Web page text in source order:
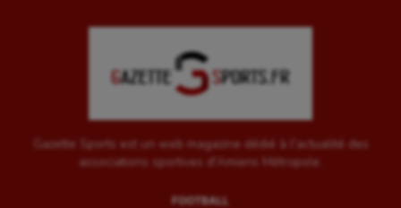
Gazette Sports est un web magazine dédié à l'actualité des
associations sportives d'Amiens Métropole.
FOOTBALL